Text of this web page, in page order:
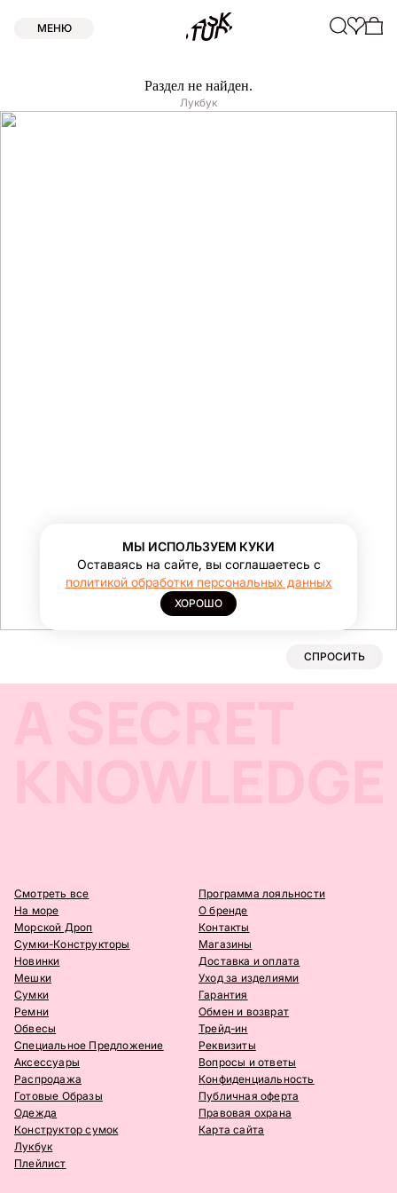
МЕНЮ
Раздел не найден.
Лукбук
МЫ ИСПОЛЬЗУЕМ КУКИ
Оставаясь на сайте, вы соглашаетесь с
политикой обработки персональных данных
ХОРОШО
Смотреть все
На море
Морской Дроп
Сумки-Конструкторы
Новинки
Мешки
Сумки
Ремни
Обвесы
Специальное Предложение
Аксессуары
Распродажа
Готовые Образы
Одежда
Конструктор сумок
Лукбук
Плейлист
Программа лояльности
О бренде
Контакты
Магазины
Доставка и оплата
Уход за изделиями
Гарантия
Обмен и возврат
Трейд-ин
Реквизиты
Вопросы и ответы
Конфиденциальность
Публичная оферта
Правовая охрана
Карта сайта